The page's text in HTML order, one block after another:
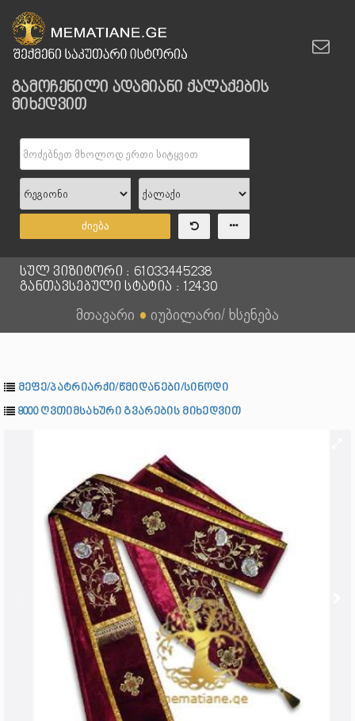
გამოჩენილი ადამიანი ქალაქების
მიხედვით
ძიება
სულ ვიზიტორი : 61033445238
განთავსებული სტატია : 12430
მთავარი ● იუბილარი/ ხსენება
მეფე/პატრიარქი/წმიდანები/სინოდი
8000 ღვთიმსახური გვარების მიხედვით